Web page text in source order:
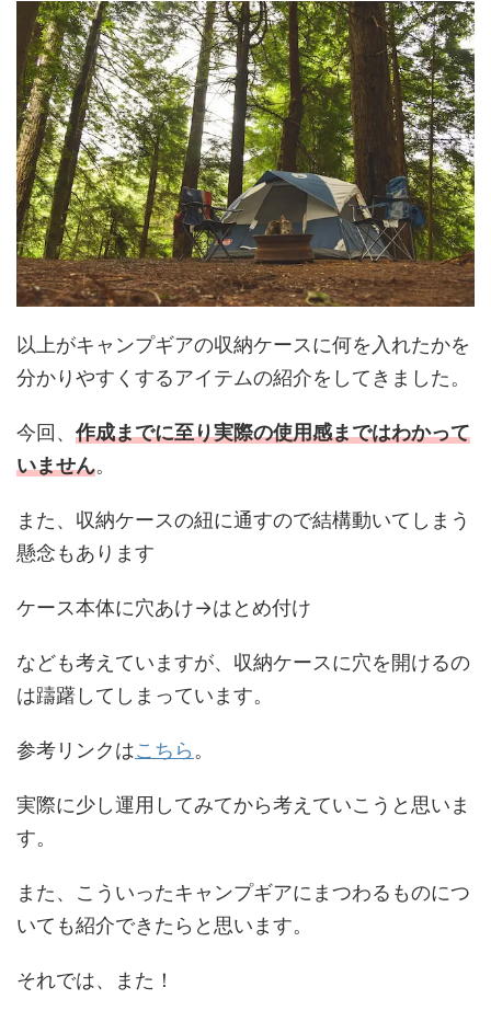
以上がキャンプギアの収納ケースに何を入れたかを
分かりやすくするアイテムの紹介をしてきました。
今回、 作成までに至り実際の使用感まではわかって
いません。
また、収納ケースの紐に通すので結構動いてしまう
懸念もあります
ケース本体に穴あけ→はとめ付け
なども考えていますが、収納ケースに穴を開けるの
は躊躇してしまっています。
参考リンクはこちら 。
実際に少し運用してみてから考えていこうと思いま
す。
また、こういったキャンプギアにまつわるものにつ
いても紹介できたらと思います。
それでは、また！